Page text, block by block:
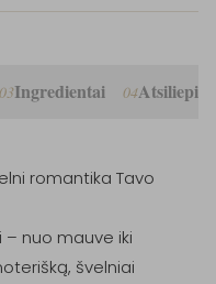
03Ingredientai 04
romantika Tavo
nuo mauve iki
švelniai